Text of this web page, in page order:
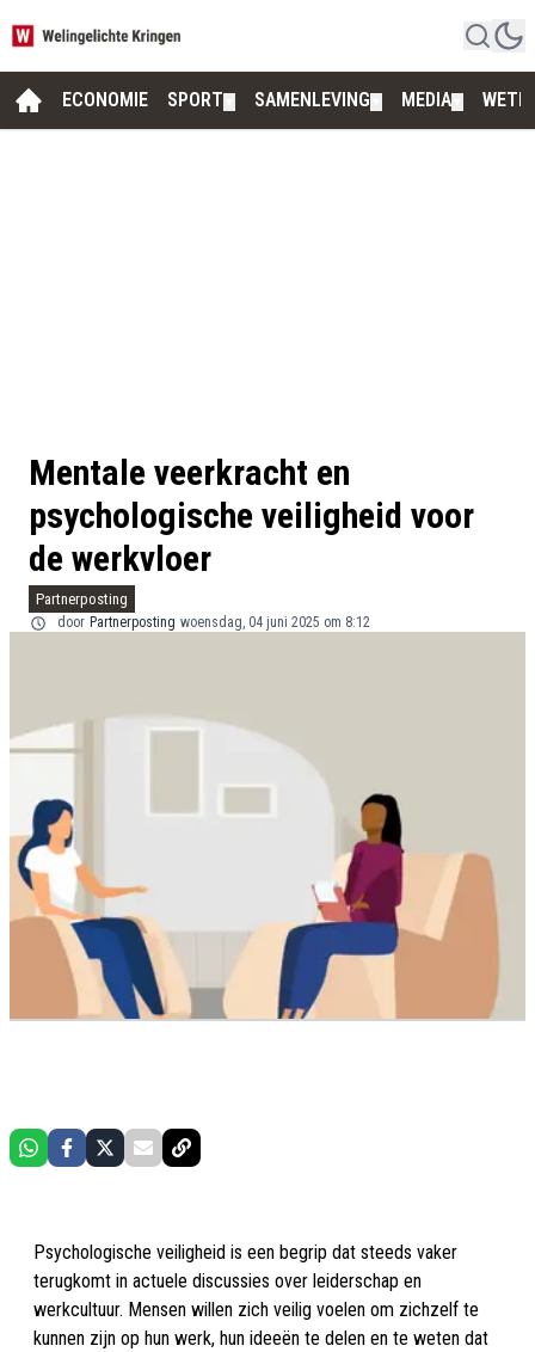
ECONOMIE SPORT SAMENLEVING MEDIA
Mentale veerkracht en
psychologische veiligheid voor
de werkvloer
Partnerposting
door Partnerposting woensdag, 04 juni 2025 om 8:12
Psychologische veiligheid is een begrip dat steeds vaker
terugkomt in actuele discussies over leiderschap en
werkcultuur. Mensen willen zich veilig voelen om zichzelf te
kunnen zijn op hun werk, hun ideeën te delen en te weten dat